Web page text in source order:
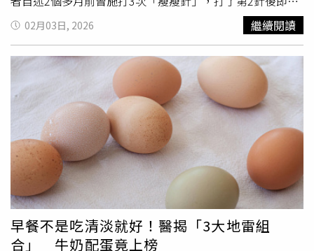
棋提到，在診間會發現，有些人沒有意識到自己的焦慮，只
要醫師提醒一下發作情境，日後自我注意即可，但若時常發
作影響到生活作息工作，還是建議要尋求身心科醫師的協
助。洪毓棋提醒，不同的胸痛原因，需要不同的治療方式，
正確診斷才有正確的治療，而不是為了緩解症狀才吃藥。有
時無法確認診斷時，則必須先排除危急狀況，持續觀察症狀
的變化，甚至嘗試用藥來輔助診斷，都是有可能低呦！
究中，安全性整體被認為是良好。而有些受害者指控，仿單
並未「強調死亡風險」，許多開立的醫師也並未讓他們了解
到這些風險。王姿允認為，民眾心存僥倖，加上醫師淡化風
險跟安全性保證，就是這些悲劇發生的原因；對藥廠而言，
他們的工作只有砸錢研發跟做研究，以及用研究結果申請藥
證，只負責把可能的副作用列出，並不負責民眾的心態和醫
師的話術，雖然在判決結果下來前，很難說明到底是「減
重」的副作用，還是「藥物本身導致」，但一般無藥物飲食
減重沒有強迫胃延遲排空的副作用，也不擔心會脫水。王姿
允強調，胰臟炎、膽結石、胃腸副作用、吸入性肺炎，都與
「強迫吃不下、喝不下」有強烈關聯，這就是她為什麼堅持
不用藥物，因為在她的認知裡，減重需要吃的食物跟水量都
很大，而「減掉大體重」本身就伴隨流失肌肉跟脫水的風
險，「所以一個會讓人噁心嘔吐吃不下喝不下的藥物，我真
現明顯腹脹，即使停打3週症狀仍未改善。他透過胃鏡檢查
發現，即便婦人已空腹12小時，胃與十二指腸內仍塞滿大量
食物殘渣，經研判是藥物引發的「胃癱瘓」。醫生說明，瘦
瘦針或相關減重藥物如semaglutide、liraglutide、
dulaglutide、tirzepatide，確實有助於改善肥胖、控制血糖
及降低心血管疾病風險，但仍有可能引發副作用，使用上必
須審慎。其中，胃癱瘓便是瘦瘦針少見但已知的併發症，發
生率約千分之一。由於藥物會減緩胃排空，若劑量過高恐造
成食物嚴重滯留。患者因上腹嚴重脹痛就醫，即使已空腹12
小時，胃鏡檢查時仍發現胃與十二指腸內殘留大量食物。
（圖／翻攝自臉書，吃病）許秉毅提醒，施打瘦瘦針前應由
專業醫師評估與開立處方，劑量不可過快增加，若出現劇烈
上腹脹痛，須警覺可能引發胃癱瘓、胰臟炎或膽囊炎，應立
即停藥並就醫。此外，減重期間應補充足夠蛋白質並搭配適
02月03日, 2026 繼續閱讀
早餐不是吃清淡就好！醫揭「3大地雷組
合」 牛奶配蛋竟上榜